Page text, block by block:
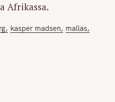
Afrikassa.
kasper madsen
mallas